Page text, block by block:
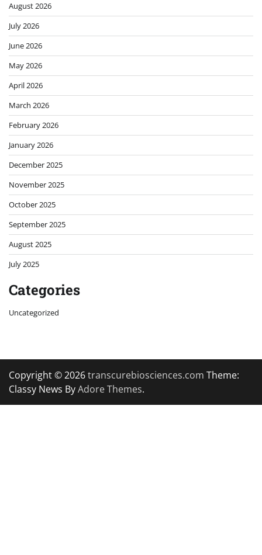
August 2026
July 2026
June 2026
May 2026
April 2026
March 2026
February 2026
January 2026
December 2025
November 2025
October 2025
September 2025
August 2025
July 2025
Categories
Uncategorized
Copyright © 2026transcurebiosciences.com Theme:
Classy News ByAdore Themes.